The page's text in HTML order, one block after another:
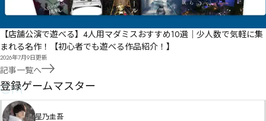
【店舗公演で遊べる】4人用マダミスおすすめ10選｜少人数で気軽に集
まれる名作！【初心者でも遊べる作品紹介！】
2026年7月9日更新
記事一覧へ
GM
登録ゲームマスター
星乃圭吾